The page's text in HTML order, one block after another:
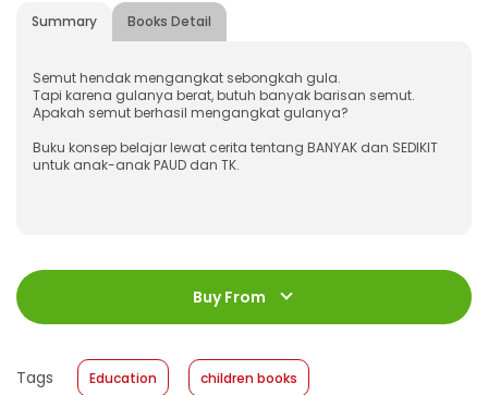
Summary Books Detail
Semut hendak mengangkat sebongkah gula.
Tapi karena gulanya berat, butuh banyak barisan semut.
Apakah semut berhasil mengangkat gulanya?
Buku konsep belajar lewat cerita tentang BANYAK dan SEDIKIT
untuk anak-anak PAUD dan TK.
ISBN :
978-623-03-0010-3
32 halaman
Size
:
24 x 20
Published Date
23 March 2020
Format
: Softcover
Buy From
Tags Education children books